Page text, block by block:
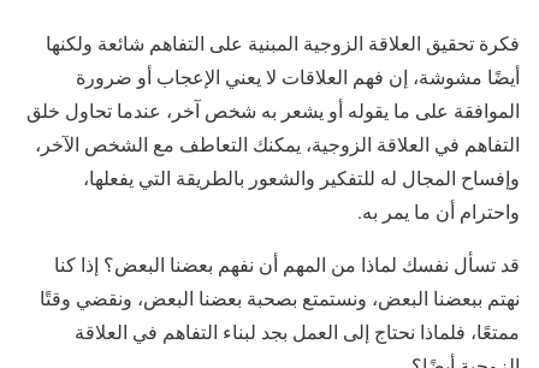
فكرة تحقيق العلاقة الزوجية المبنية على التفاهم شائعة ولكنها
أيضًا مشوشة، إن فهم العلاقات لا يعني الإعجاب أو ضرورة
الموافقة على ما يقوله أو يشعر به شخص آخر، عندما تحاول خلق
التفاهم في العلاقة الزوجية، يمكنك التعاطف مع الشخص الآخر،
وإفساح المجال له للتفكير والشعور بالطريقة التي يفعلها،
واحترام أن ما يمر به.
قد تسأل نفسك لماذا من المهم أن نفهم بعضنا البعض؟ إذا كنا
نهتم ببعضنا البعض، ونستمتع بصحبة بعضنا البعض، ونقضي وقتًا
ممتعًا، فلماذا نحتاج إلى العمل بجد لبناء التفاهم في العلاقة